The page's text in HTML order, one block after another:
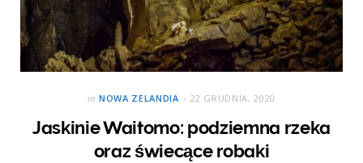
in NOWA ZELANDIA 22 GRUDNIA, 2020
Jaskinie Waitomo: podziemna rzeka
oraz świecące robaki